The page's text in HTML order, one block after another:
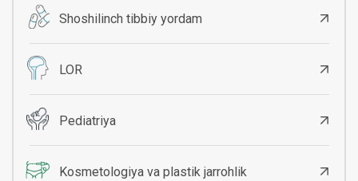
Shoshilinch tibbiy yordam
LOR
Pediatriya
Kosmetologiya va plastik jarrohlik